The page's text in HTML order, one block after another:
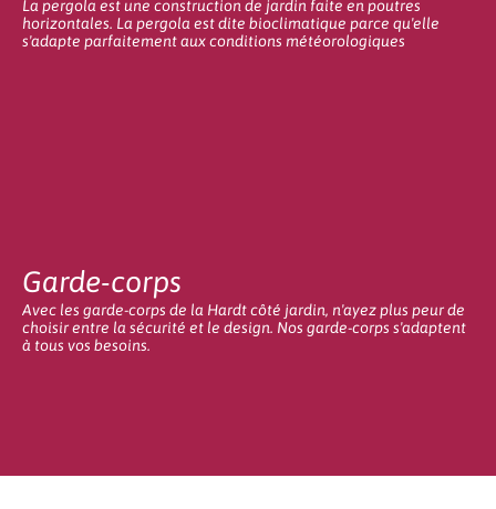
La pergola est une construction de jardin faite en poutres
horizontales. La pergola est dite bioclimatique parce qu'elle
s'adapte parfaitement aux conditions météorologiques
Garde-corps
Avec les garde-corps de la Hardt côté jardin, n'ayez plus peur de
choisir entre la sécurité et le design. Nos garde-corps s'adaptent
à tous vos besoins.